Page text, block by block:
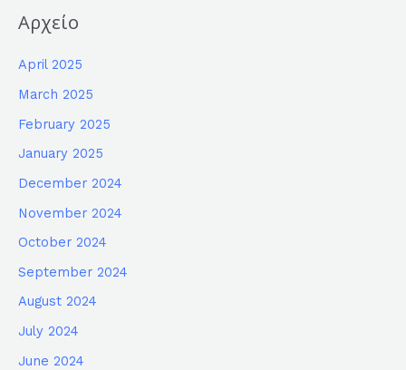
Αρχείο
April 2025
March 2025
February 2025
January 2025
December 2024
November 2024
October 2024
September 2024
August 2024
July 2024
June 2024